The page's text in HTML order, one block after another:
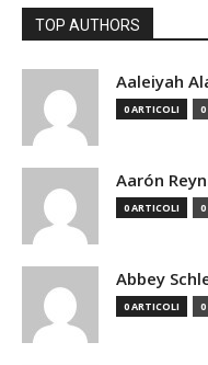
TOP AUTHORS
Aaleiyah
0 ARTICOLI
Aarón
0 ARTICOLI
Abbey
0 ARTICOLI